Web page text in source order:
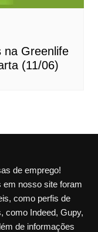
na Greenlife
(11/06)
de emprego!
em nosso site foram
como perfis de
como Indeed, Gupy,
de informações